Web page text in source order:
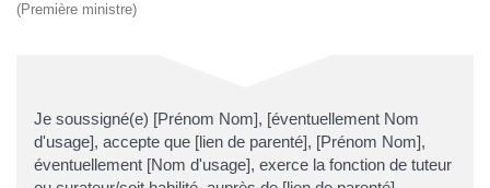
(Première ministre)
Je soussigné(e) [Prénom Nom], [éventuellement Nom
d'usage], accepte que [lien de parenté], [Prénom Nom],
éventuellement [Nom d'usage], exerce la fonction de tuteur